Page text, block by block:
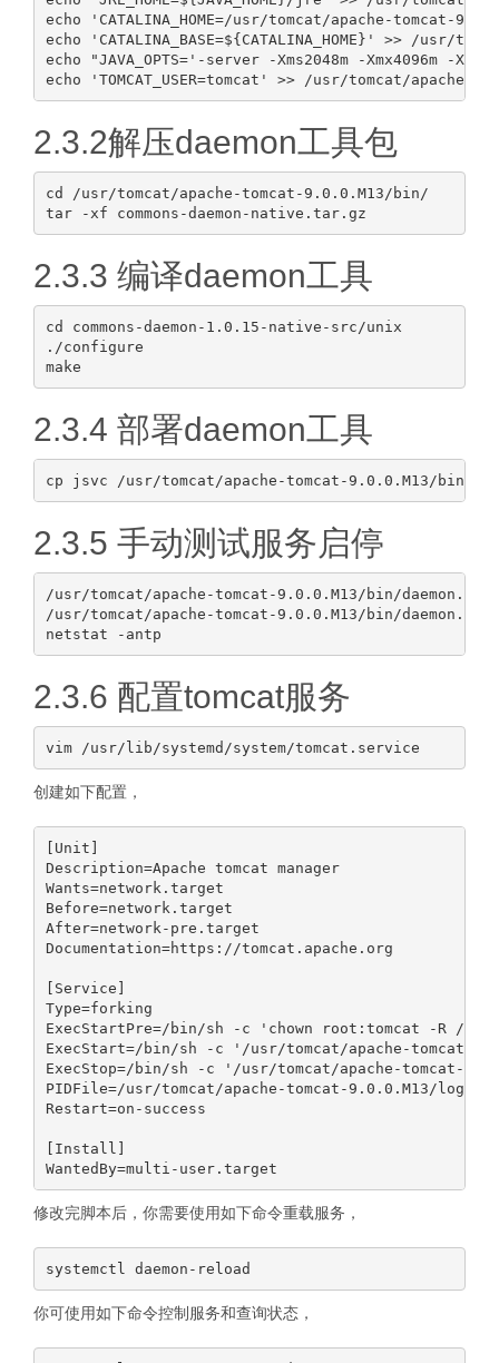
echo 'CATALINA_HOME=/usr/tomcat/apache-tomcat-
echo 'CATALINA_BASE=${CATALINA_HOME}' >> /usr/
echo "JAVA_OPTS='-server -Xms2048m -Xmx4096m
2.3.2解压daemon工具包
cd /usr/tomcat/apache-tomcat-9.0.0.M13/bin/
2.3.3 编译daemon工具
cd commons-daemon-1.0.15-native-src/unix
./configure
2.3.4 部署daemon工具
2.3.5 手动测试服务启停
/usr/tomcat/apache-tomcat-9.0.0.M13/bin/daemon.sh
/usr/tomcat/apache-tomcat-9.0.0.M13/bin/daemon.sh
2.3.6 配置tomcat服务
创建如下配置，
[Unit]
Description=Apache tomcat manager
Wants=network.target
Before=network.target
After=network-pre.target
Documentation=https://tomcat.apache.org
[Service]
Type=forking
ExecStartPre=/bin/sh -c 'chown root:tomcat -R /
ExecStart=/bin/sh -c '/usr/tomcat/apache-tomcat-
ExecStop=/bin/sh -c '/usr/tomcat/apache-tomcat-
PIDFile=/usr/tomcat/apache-tomcat-9.0.0.M13/logs/
Restart=on-success
[Install]
修改完脚本后，你需要使用如下命令重载服务，
你可使用如下命令控制服务和查询状态，